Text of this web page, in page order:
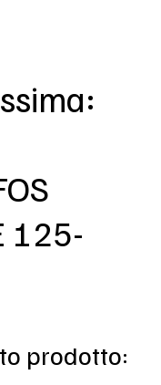
125-
prodotto: